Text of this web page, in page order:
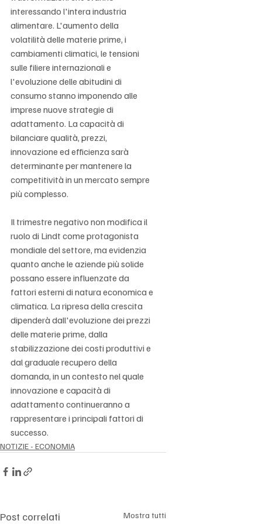
interessando l'intera industria
alimentare. L'aumento della
volatilità delle materie prime, i
cambiamenti climatici, le tensioni
sulle filiere internazionali e
l'evoluzione delle abitudini di
consumo stanno imponendo alle
imprese nuove strategie di
adattamento. La capacità di
bilanciare qualità, prezzi,
innovazione ed efficienza sarà
determinante per mantenere la
competitività in un mercato sempre
più complesso.
Il trimestre negativo non modifica il
ruolo di Lindt come protagonista
mondiale del settore, ma evidenzia
quanto anche le aziende più solide
possano essere influenzate da
fattori esterni di natura economica e
climatica. La ripresa della crescita
dipenderà dall'evoluzione dei prezzi
delle materie prime, dalla
stabilizzazione dei costi produttivi e
dal graduale recupero della
domanda, in un contesto nel quale
innovazione e capacità di
adattamento continueranno a
rappresentare i principali fattori di
successo.
NOTIZIE - ECONOMIA
Post correlati Mostra tutti